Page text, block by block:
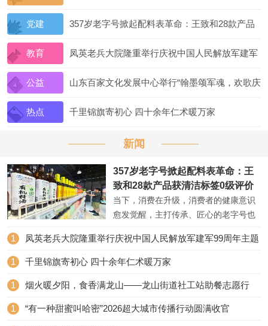
党建 357岁老字号掀起配料表革命：王致和28款产品
教育 凤英老兵大院隆重举行庆祝中国人民解放军建军
公益 山东百家文化发展中心举行“翰墨颂军魂，欢歌庆
热点 千里锦旗寄初心 四十余年仁术暖万家
新闻
357岁老字号掀起配料表革命：王
致和28款产品获清洁标签0级评价
当下，消费在升级，消费者的健康意识
愈发觉醒，主打传承、匠心的老字号也
中华老字号王致和方面获悉，王致和旗
下腐乳、料酒、韭花酱、红...
1
凤英老兵大院隆重举行庆祝中国人民解放军建军99周年主题
1
千里锦旗寄初心 四十余年仁术暖万家
1 烟火暖夕阳，食香满龙山——龙山街道社工站助餐志愿行
1 “有一种甜蜜叫哈密”2026超大城市传播行动圆满收官